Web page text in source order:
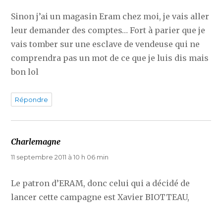
Sinon j’ai un magasin Eram chez moi, je vais aller
leur demander des comptes… Fort à parier que je
vais tomber sur une esclave de vendeuse qui ne
comprendra pas un mot de ce que je luis dis mais
bon lol
Répondre
Charlemagne
11 septembre 2011 à 10 h 06 min
Le patron d’ERAM, donc celui qui a décidé de
lancer cette campagne est Xavier BIOTTEAU,